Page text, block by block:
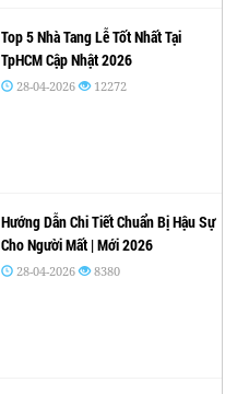
Top 5 Nhà Tang Lễ Tốt Nhất Tại
TpHCM Cập Nhật 2026
28-04-2026 12272
Hướng Dẫn Chi Tiết Chuẩn Bị Hậu Sự
Cho Người Mất | Mới 2026
28-04-2026 8380